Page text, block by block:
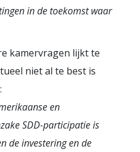
in de toekomst waar
kamervragen lijkt te
niet al te best is
en
SDD-participatie is
de investering en de